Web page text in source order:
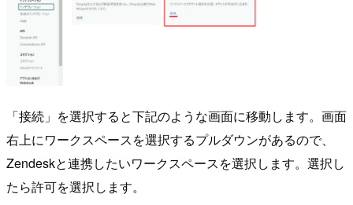
「接続」を選択すると下記のような画面に移動します。画面
右上にワークスペースを選択するプルダウンがあるので、
Zendeskと連携したいワークスペースを選択します。選択し
たら許可を選択します。